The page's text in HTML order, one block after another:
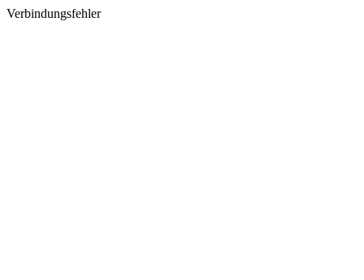
Verbindungsfehler